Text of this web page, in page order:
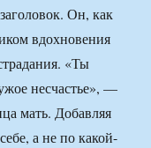
Он, как
вдохновения
«Ты
несчастье», —
мать. Добавляя
а не по какой-